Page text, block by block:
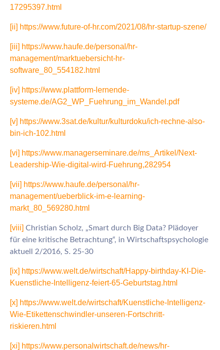
17295397.html
[ii] https://www.future-of-hr.com/2021/08/hr-startup-szene/
[iii] https://www.haufe.de/personal/hr-
management/marktuebersicht-hr-
software_80_554182.html
[iv] https://www.plattform-lernende-
systeme.de/AG2_WP_Fuehrung_im_Wandel.pdf
[v] https://www.3sat.de/kultur/kulturdoku/ich-rechne-also-
bin-ich-102.html
[vi] https://www.managerseminare.de/ms_Artikel/Next-
Leadership-Wie-digital-wird-Fuehrung,282954
[vii] https://www.haufe.de/personal/hr-
management/ueberblick-im-e-learning-
markt_80_569280.html
[viii] Christian Scholz, „Smart durch Big Data? Plädoyer
für eine kritische Betrachtung“, in Wirtschaftspsychologie
aktuell 2/2016, S. 25-30
[ix] https://www.welt.de/wirtschaft/Happy-birthday-KI-Die-
Kuenstliche-Intelligenz-feiert-65-Geburtstag.html
[x] https://www.welt.de/wirtschaft/Kuenstliche-Intelligenz-
Wie-Etikettenschwindler-unseren-Fortschritt-
riskieren.html
[xi] https://www.personalwirtschaft.de/news/hr-